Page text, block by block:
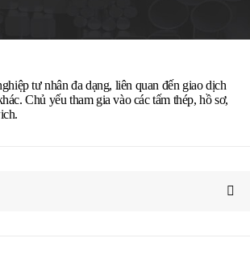
tư nhân đa dạng, liên quan đến giao dịch
Chủ yếu tham gia vào các tấm thép, hồ sơ,